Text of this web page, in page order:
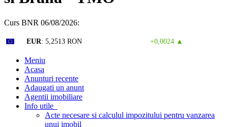
Curs BNR 06/08/2026:
EUR: 5,2513 RON +0,0024 ▲
Meniu
Acasa
Anunturi recente
Adaugati un anunt
Agentii imobiliare
Info utile
Acte necesare si calculul impozitului pentru vanzarea
unui imobil